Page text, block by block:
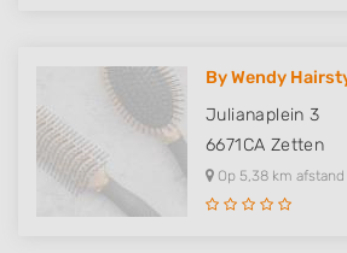
By Wendy
Julianaplein 3
6671CA Zetten
Op 5,38 km afstand